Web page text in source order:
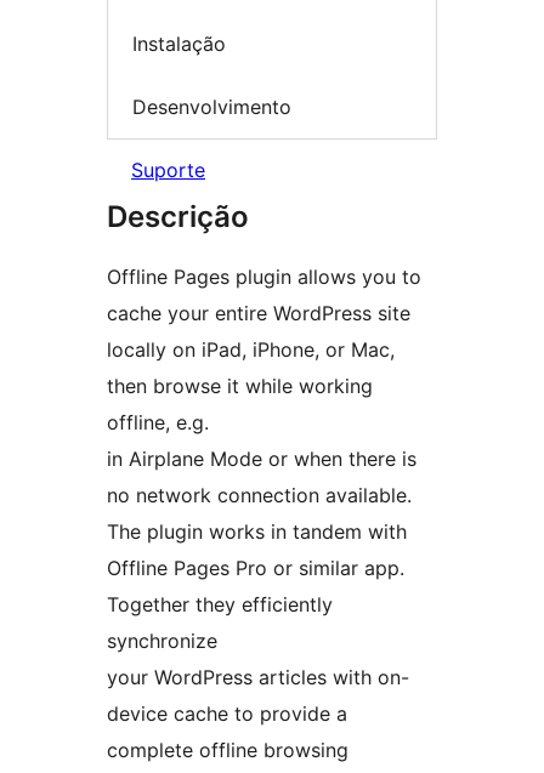
Instalação
Desenvolvimento
Suporte
Descrição
Offline Pages plugin allows you to
cache your entire WordPress site
locally on iPad, iPhone, or Mac,
then browse it while working
offline, e.g.
in Airplane Mode or when there is
no network connection available.
The plugin works in tandem with
Offline Pages Pro or similar app.
Together they efficiently
synchronize
your WordPress articles with on-
device cache to provide a
complete offline browsing